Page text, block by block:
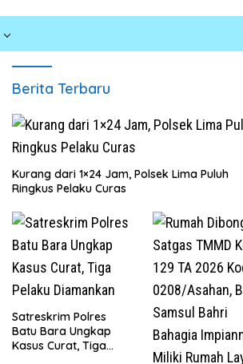
Berita Terbaru
Kurang dari 1×24 Jam, Polsek Lima Puluh
Ringkus Pelaku Curas
Satreskrim Polres
Batu Bara Ungkap
Kasus Curat, Tiga